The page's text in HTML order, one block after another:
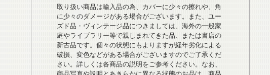
取り扱い商品は輸入品の為、カバーに少々の擦れや、角
に少々のダメージがある場合がございます。また、ユー
ズド品・ヴィンテージ品につきましては、海外の一般家
庭やライブラリー等で親しまれてきた品、または書店の
新古品です。個々の状態にもよりますが経年劣化による
破損、変色などがある場合がございますのでご了承くだ
さい。詳しくは各商品の説明をご参考ください。なお、